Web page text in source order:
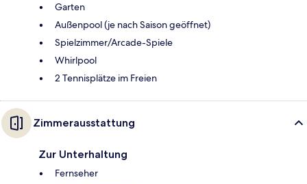
Garten
Außenpool (je nach Saison geöffnet)
Spielzimmer/Arcade-Spiele
Whirlpool
2 Tennisplätze im Freien
Zimmerausstattung
Zur Unterhaltung
Fernseher